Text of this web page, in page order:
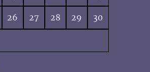
26 27 28 29 30